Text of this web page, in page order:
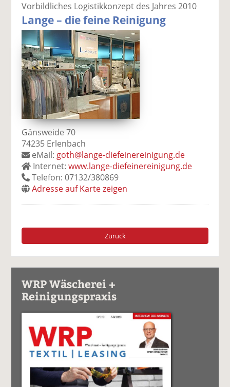
Vorbildliches Logistikkonzept des Jahres 2010
Lange – die feine Reinigung
Gänsweide 70
74235 Erlenbach
eMail: goth@lange-diefeinereinigung.de
Internet:www.lange-diefeinereinigung.de
Telefon: 07132/380869
Adresse auf Karte zeigen
Zurück
WRP Wäscherei +
Reinigungspraxis